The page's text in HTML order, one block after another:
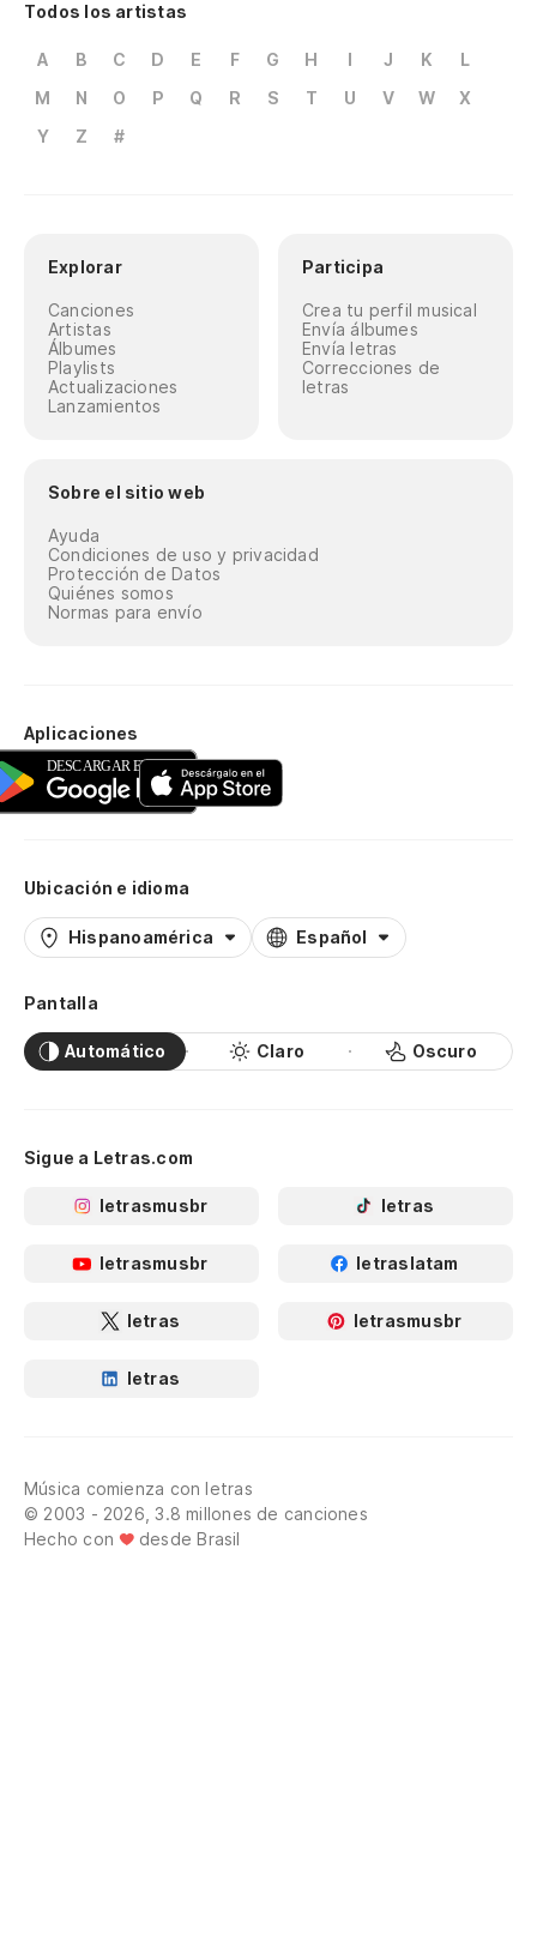
Todos los artistas
A B C D E F G H I J K
L
M
N O P Q R S T U V W
X
Y
Z #
Explorar
Canciones
Artistas
Álbumes
Playlists
Actualizaciones
Lanzamientos
Participa
Crea tu perfil musical
Envía álbumes
Envía letras
Correcciones de
letras
Sobre el sitio web
Ayuda
Condiciones de uso y privacidad
Protección de Datos
Quiénes somos
Normas para envío
Aplicaciones
Ubicación e idioma
Hispanoamérica Español
Pantalla
Automático Claro Oscuro
Sigue a Letras.com
letrasmusbr letras
letrasmusbr letraslatam
letras letrasmusbr
letras
Música comienza con letras
© 2003 - 2026, 3.8 millones de canciones
Hecho con
desde Brasil